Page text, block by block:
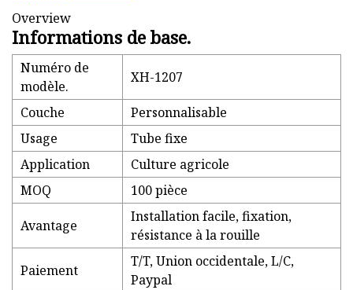
Overview
Informations de base.
Numéro de
modèle.
XH-1207
Couche
Personnalisable
Usage
Tube fixe
Application
Culture agricole
MOQ
100 pièce
Avantage
Installation facile, fixation,
résistance à la rouille
Paiement
T/T, Union occidentale, L/C,
Paypal